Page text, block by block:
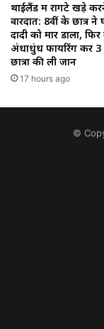
थाईलैंड में रोंगटे खड़े
वारदात: 8वीं के छात्र ने
दादी को मार डाला,
अंधाधुंध फायरिंग कर
छात्रों की ली जान
17 hours ago
©